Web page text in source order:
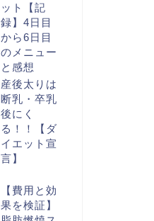
ット【記
録】4日目
から6日目
のメニュー
と感想
産後太りは
断乳・卒乳
後にく
る！！【ダ
イエット宣
言】
【費用と効
果を検証】